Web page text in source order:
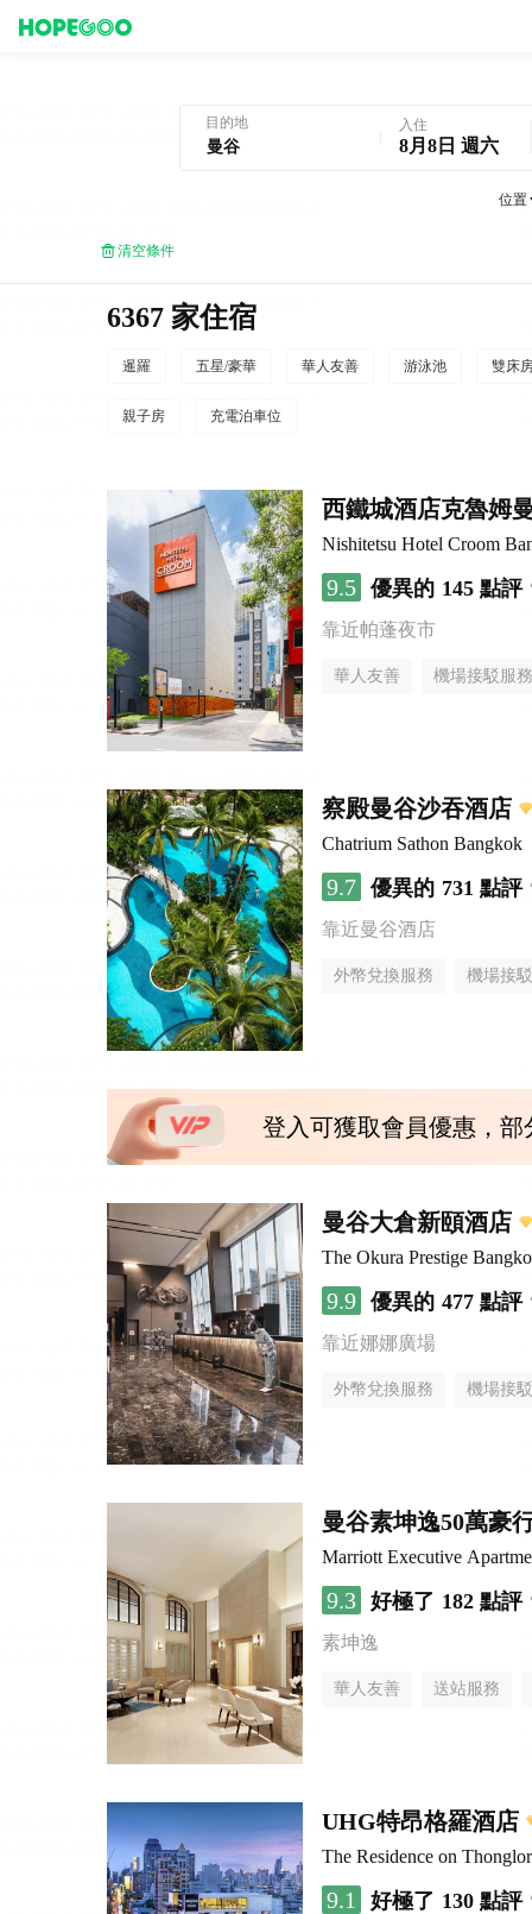
目的地 入住
8月8日 週六
位置
清空條件
6367 家住宿
暹羅 五星/豪華 華人友善 游泳池 雙床
親子房 充電泊車位
西鐵城酒店克魯姆
Nishitetsu Hotel Croom
9.5 優異的 145 點評
靠近帕蓬夜市
華人友善 機場接駁服務
察殿曼谷沙吞酒店
Chatrium Sathon Bangkok
9.7 優異的 731 點評
靠近曼谷酒店
外幣兌換服務 機場接
登入可獲取會員優惠，
曼谷大倉新頤酒店
The Okura Prestige
9.9 優異的 477 點評
靠近娜娜廣場
外幣兌換服務 機場接
曼谷素坤逸50萬豪
Marriott Executive
9.3 好極了 182 點評
素坤逸
華人友善 送站服務
UHG特昂格羅酒店
The Residence on
9.1 好極了 130 點評